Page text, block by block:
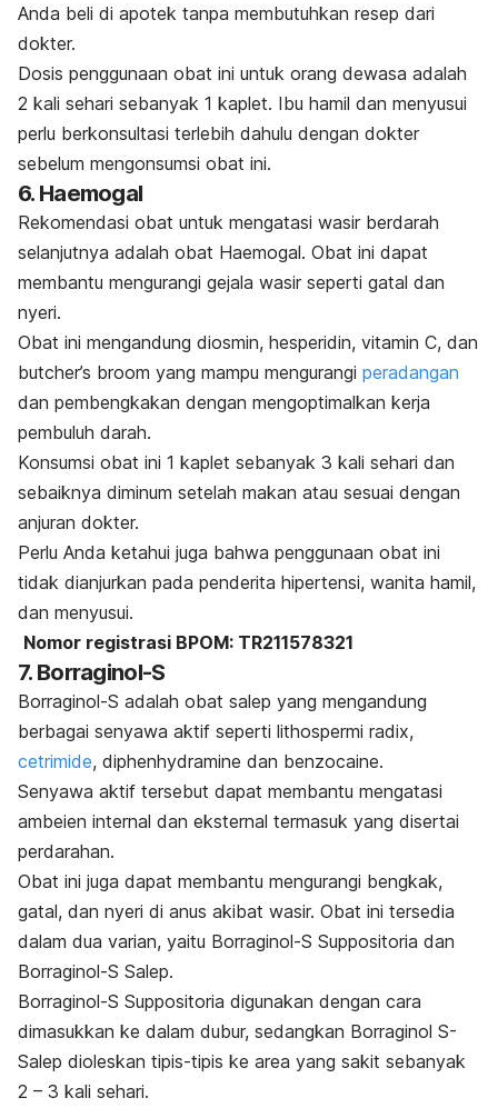
Anda beli di apotek tanpa membutuhkan resep dari
dokter.
Dosis penggunaan obat ini untuk orang dewasa adalah
2 kali sehari sebanyak 1 kaplet. Ibu hamil dan menyusui
perlu berkonsultasi terlebih dahulu dengan dokter
sebelum mengonsumsi obat ini.
6. Haemogal
Rekomendasi obat untuk mengatasi wasir berdarah
selanjutnya adalah obat Haemogal. Obat ini dapat
membantu mengurangi gejala wasir seperti gatal dan
nyeri.
Obat ini mengandung diosmin, hesperidin, vitamin C, dan
butcher’s broom yang mampu mengurangi peradangan
dan pembengkakan dengan mengoptimalkan kerja
pembuluh darah.
Konsumsi obat ini 1 kaplet sebanyak 3 kali sehari dan
sebaiknya diminum setelah makan atau sesuai dengan
anjuran dokter.
Perlu Anda ketahui juga bahwa penggunaan obat ini
tidak dianjurkan pada penderita hipertensi, wanita hamil,
dan menyusui.
Nomor registrasi BPOM: TR211578321
7. Borraginol-S
Borraginol-S adalah obat salep yang mengandung
berbagai senyawa aktif seperti lithospermi radix,
cetrimide, diphenhydramine dan benzocaine.
Senyawa aktif tersebut dapat membantu mengatasi
ambeien internal dan eksternal termasuk yang disertai
perdarahan.
Obat ini juga dapat membantu mengurangi bengkak,
gatal, dan nyeri di anus akibat wasir. Obat ini tersedia
dalam dua varian, yaitu Borraginol-S Suppositoria dan
Borraginol-S Salep.
Borraginol-S Suppositoria digunakan dengan cara
dimasukkan ke dalam dubur, sedangkan Borraginol S-
Salep dioleskan tipis-tipis ke area yang sakit sebanyak
2 – 3 kali sehari.